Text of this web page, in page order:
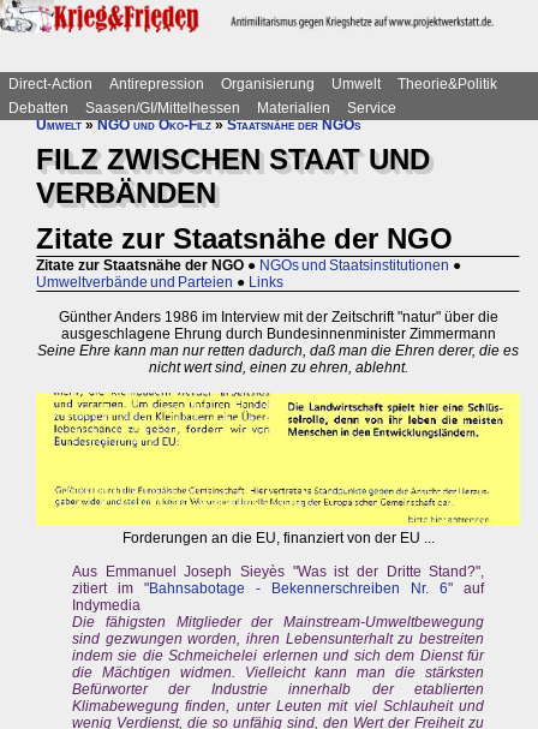
Direct-Action Antirepression Organisierung Umwelt
Theorie&Politik
Debatten
Saasen/GI/Mittelhessen Materialien
Service
Umwelt»NGO und Öko-Filz»Staatsnähe der NGOs
FILZ ZWISCHEN STAAT UND
VERBÄNDEN
Zitate zur Staatsnähe der NGO
Zitate zur Staatsnähe der NGO ● NGOs und Staatsinstitutionen ●
Umweltverbände und Parteien ● Links
Günther Anders 1986 im Interview mit der Zeitschrift "natur" über die
ausgeschlagene Ehrung durch Bundesinnenminister Zimmermann
Seine Ehre kann man nur retten dadurch, daß man die Ehren derer, die es
nicht wert sind, einen zu ehren, ablehnt.
Forderungen an die EU, finanziert von der EU ...
Aus Emmanuel Joseph Sieyès "Was ist der Dritte Stand?",
zitiert im "Bahnsabotage - Bekennerschreiben Nr. 6" auf
Indymedia
Die fähigsten Mitglieder der Mainstream-Umweltbewegung
sind gezwungen worden, ihren Lebensunterhalt zu bestreiten
indem sie die Schmeichelei erlernen und sich dem Dienst für
die Mächtigen widmen. Vielleicht kann man die stärksten
Befürworter der Industrie innerhalb der etablierten
Klimabewegung finden, unter Leuten mit viel Schlauheit und
wenig Verdienst, die so unfähig sind, den Wert der Freiheit zu